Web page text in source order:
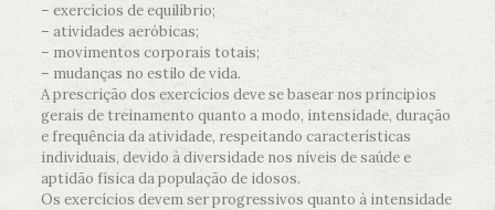
– exercícios de equilíbrio;
– atividades aeróbicas;
– movimentos corporais totais;
– mudanças no estilo de vida.
A prescrição dos exercícios deve se basear nos príncipios
gerais de treinamento quanto a modo, intensidade, duração
e frequência da atividade, respeitando características
individuais, devido à diversidade nos níveis de saúde e
aptidão física da população de idosos.
Os exercícios devem ser progressivos quanto à intensidade